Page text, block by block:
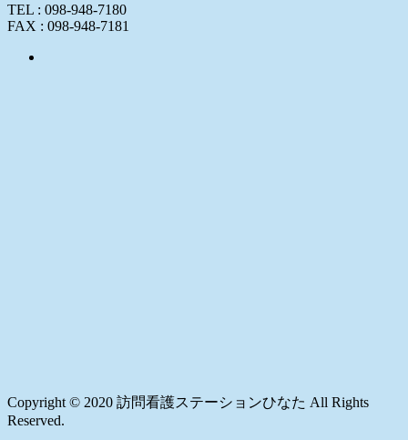
TEL : 098-948-7180
FAX : 098-948-7181
Copyright © 2020 訪問看護ステーションひなた All Rights
Reserved.